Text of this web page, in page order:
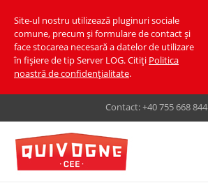
Site-ul nostru utilizează pluginuri sociale
comune, precum și formulare de contact și
face stocarea necesară a datelor de utilizare
în fișiere de tip Server LOG. Citiți Politica
noastră de confidențialitate.
Contact:+40 755 668 844